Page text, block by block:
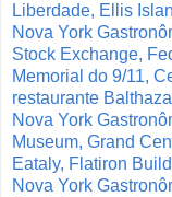
Liberdade, Ellis
Nova York
Stock Exchange,
Memorial do 9/11,
restaurante
Nova York
Museum, Grand
Eataly, Flatiron
Nova York